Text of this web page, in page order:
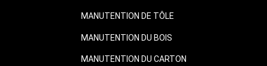
MANUTENTION DE TÔLE
MANUTENTION DU BOIS
MANUTENTION DU CARTON